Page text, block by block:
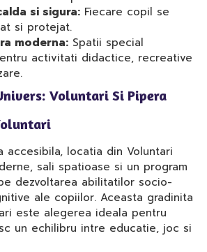
si sigura: Fiecare copil se
si protejat.
moderna: Spatii special
activitati didactice, recreative
Voluntari Si Pipera
accesibila, locatia din Voluntari
sali spatioase si un program
dezvoltarea abilitatilor socio-
ale copiilor. Aceasta gradinita
este alegerea ideala pentru
un echilibru intre educatie, joc si